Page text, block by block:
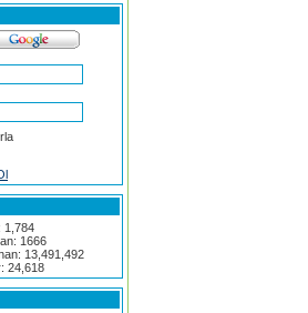
1,784
1666
13,491,492
24,618